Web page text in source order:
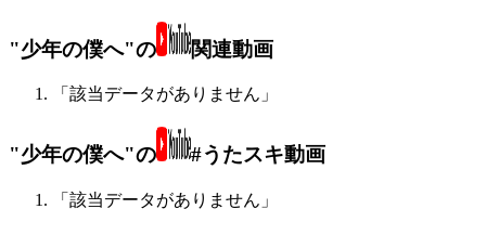
"少年の僕へ"の 関連動画
「該当データがありません」
"少年の僕へ"の #うたスキ動画
「該当データがありません」